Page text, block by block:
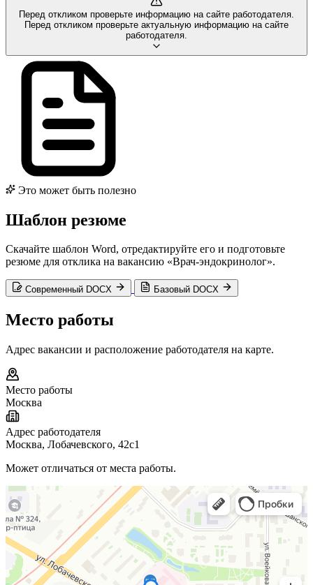
Перед откликом проверьте информацию на сайте работодателя.
Перед откликом проверьте актуальную информацию на сайте
работодателя.
Это может быть полезно
Шаблон резюме
Скачайте шаблон Word, отредактируйте его и подготовьте
резюме для отклика на вакансию «Врач-эндокринолог».
Современный DOCX Базовый DOCX
Место работы
Адрес вакансии и расположение работодателя на карте.
Место работы
Москва
Адрес работодателя
Москва, Лобачевского, 42с1
Может отличаться от места работы.